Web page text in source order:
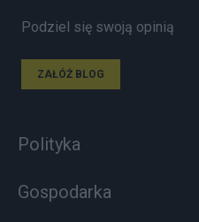
Podziel się swoją opinią
ZAŁÓŻ BLOG
Polityka
Gospodarka